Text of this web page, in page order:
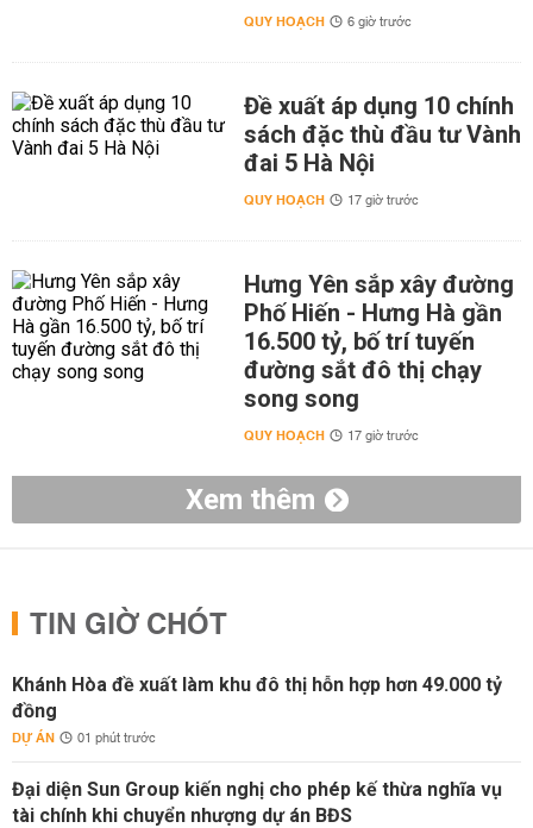
QUY HOẠCH 6 giờ trước
Đề xuất áp dụng 10 chính
sách đặc thù đầu tư Vành
đai 5 Hà Nội
QUY HOẠCH 17 giờ trước
Hưng Yên sắp xây đường
Phố Hiến - Hưng Hà gần
16.500 tỷ, bố trí tuyến
đường sắt đô thị chạy
song song
QUY HOẠCH 17 giờ trước
Xem thêm
TIN GIỜ CHÓT
Khánh Hòa đề xuất làm khu đô thị hỗn hợp hơn 49.000 tỷ
đồng
DỰ ÁN 01 phút trước
Đại diện Sun Group kiến nghị cho phép kế thừa nghĩa vụ
tài chính khi chuyển nhượng dự án BĐS